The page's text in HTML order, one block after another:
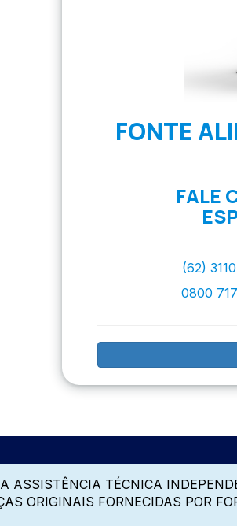
FONTE
FALE
(62)
0800
ASSISTÊNCIA TÉCNICA
ORIGINAIS FORNECIDAS POR